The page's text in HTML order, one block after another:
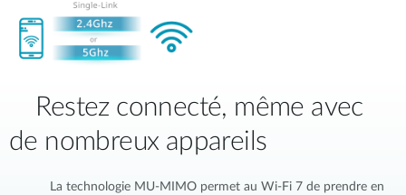
Restez connecté, même avec
de nombreux appareils
La technologie MU-MIMO permet au Wi-Fi 7 de prendre en